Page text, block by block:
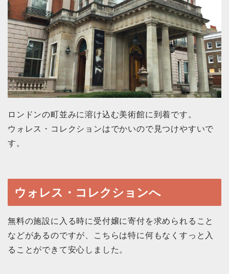
ロンドンの町並みに溶け込む美術館に到着です。
ウォレス・コレクションはでかいので見つけやすいで
す。
ウォレス・コレクションへ
無料の施設に入る時に受付嬢に寄付を求められること
などがあるのですが、こちらは特に何もなくすっと入
ることができて安心しました。